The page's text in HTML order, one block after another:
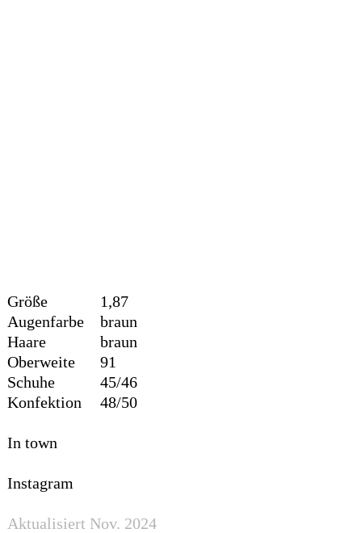
Größe
1,87
Augenfarbe
braun
Haare
braun
Oberweite
91
Schuhe
45/46
Konfektion
48/50
In town
Instagram
Aktualisiert Nov. 2024